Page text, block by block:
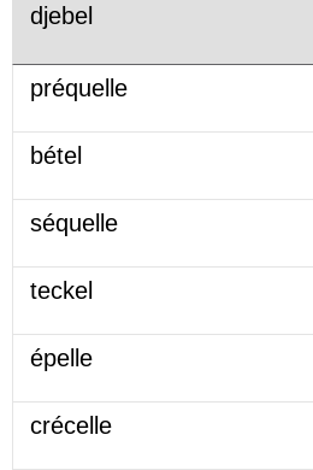
djebel
préquelle
bétel
séquelle
teckel
épelle
crécelle